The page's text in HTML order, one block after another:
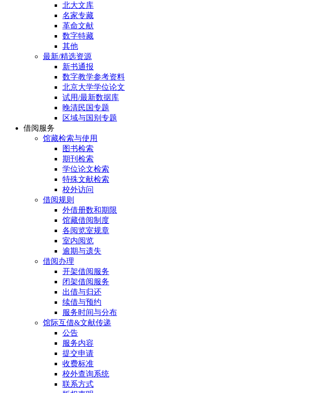
北大文库
名家专藏
革命文献
数字特藏
其他
最新/精选资源
新书通报
数字教学参考资料
北京大学学位论文
试用/最新数据库
晚清民国专题
区域与国别专题
借阅服务
馆藏检索与使用
图书检索
期刊检索
学位论文检索
特殊文献检索
校外访问
借阅规则
外借册数和期限
馆藏借阅制度
各阅览室规章
室内阅览
逾期与遗失
借阅办理
开架借阅服务
闭架借阅服务
出借与归还
续借与预约
服务时间与分布
馆际互借&文献传递
公告
服务内容
提交申请
收费标准
校外查询系统
联系方式